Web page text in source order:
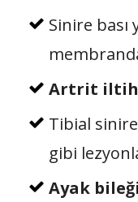
Sinire
Artrit
Tibial
gibi
Ayak